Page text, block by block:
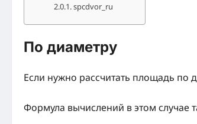
spcdvor_ru
По диаметру
Если нужно рассчитать площадь по
Формула вычислений в этом случае